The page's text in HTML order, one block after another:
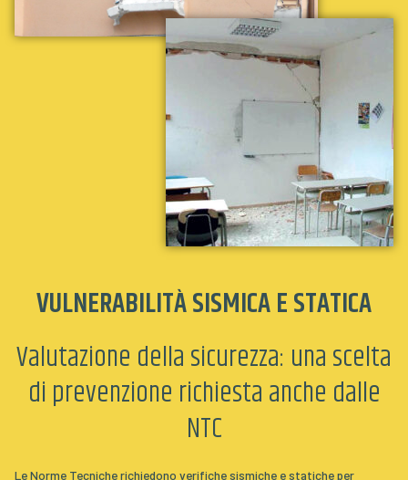
VULNERABILITÀ SISMICA E STATICA
Valutazione della sicurezza: una scelta
di prevenzione richiesta anche dalle
NTC
Le Norme Tecniche richiedono verifiche sismiche e statiche per